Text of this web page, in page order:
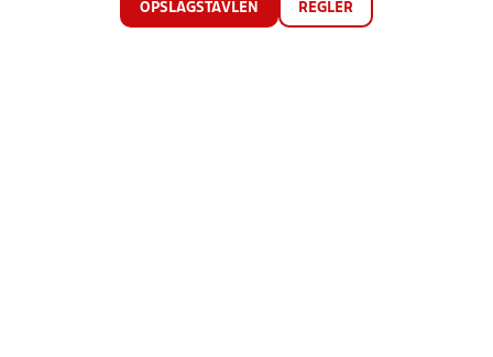
OPSLAGSTAVLEN REGLER